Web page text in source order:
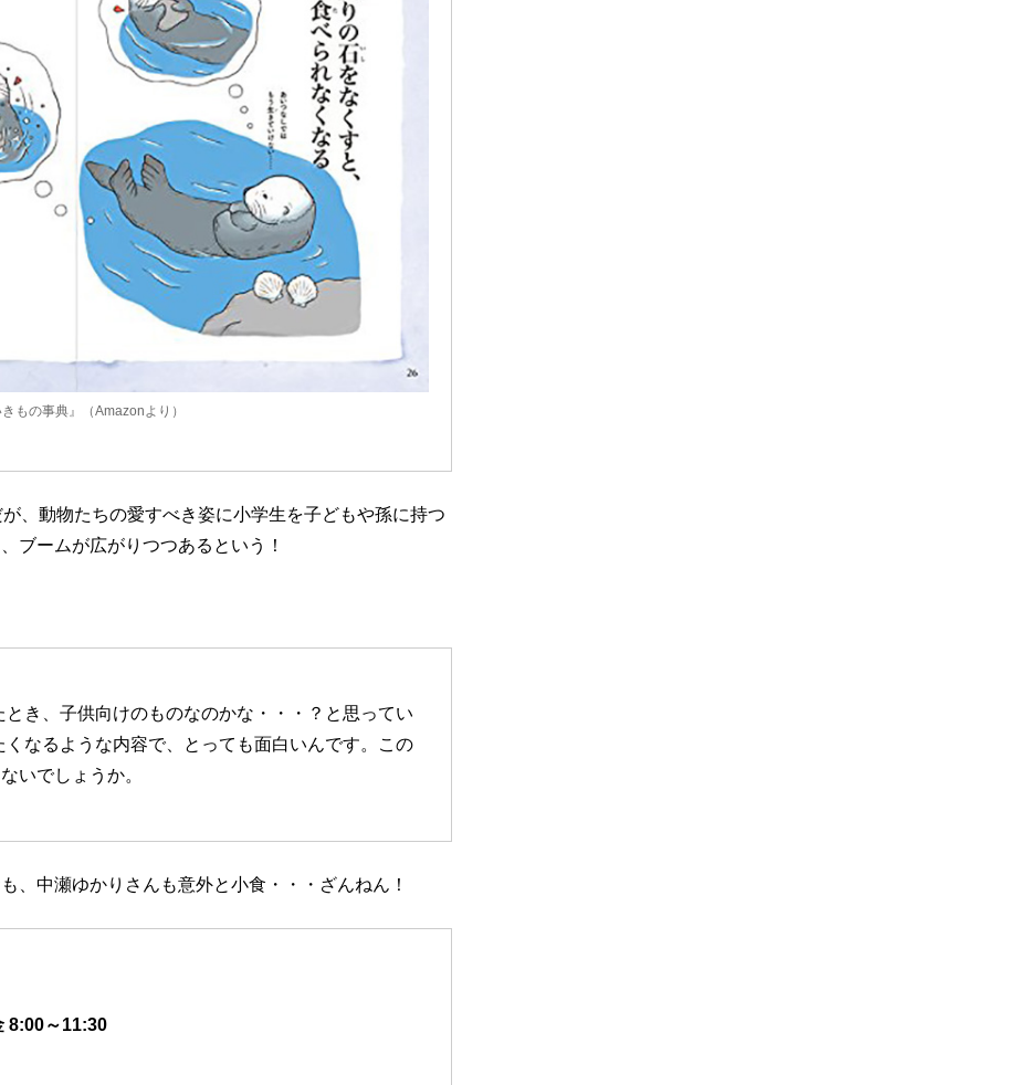
もの事典』（Amazonより）
、動物たちの愛すべき姿に小学生を子どもや孫に持つ
ブームが広がりつつあるという！
き、子供向けのものなのかな・・・？と思ってい
なるような内容で、とっても面白いんです。この
いでしょうか。
、中瀬ゆかりさんも意外と小食・・・ざんねん！
8:00～11:30